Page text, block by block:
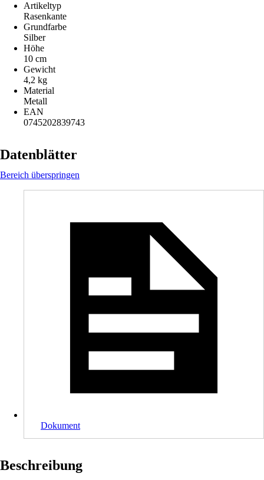
Artikeltyp
Rasenkante
Grundfarbe
Silber
Höhe
10 cm
Gewicht
4,2 kg
Material
Metall
EAN
0745202839743
Datenblätter
Bereich überspringen
Dokument
Beschreibung